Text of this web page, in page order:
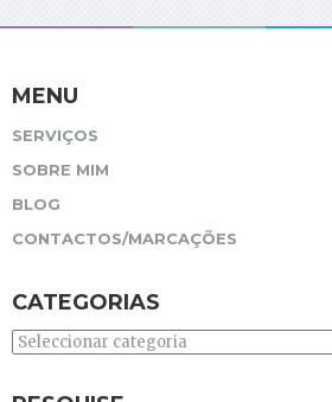
MENU
SERVIÇOS
SOBRE MIM
BLOG
CONTACTOS/MARCAÇÕES
CATEGORIAS
Categorias